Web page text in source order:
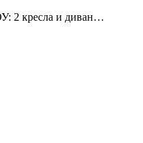
2 кресла и диван…